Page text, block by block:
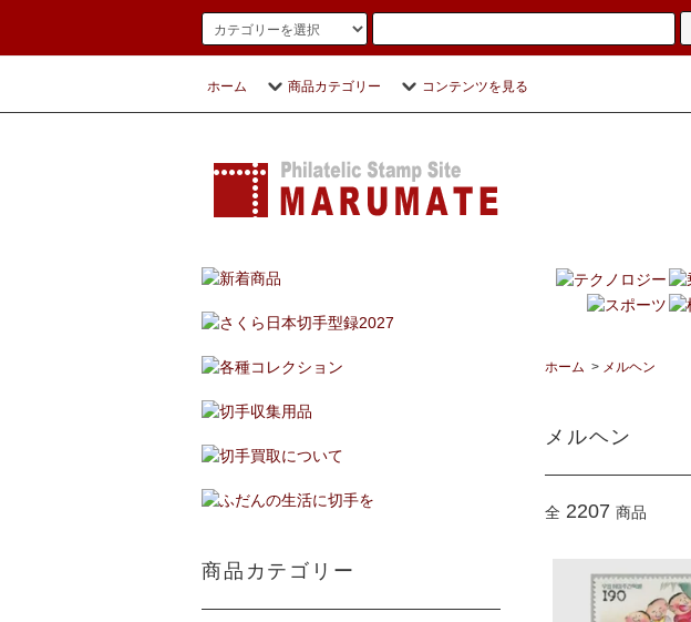
ホーム 商品カテゴリー コンテンツを見る
ホーム > メルヘン
メルヘン
全 2207 商品
商品カテゴリー